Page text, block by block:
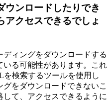
ウンロードしたりでき
アクセスできるでしょ
ィングをダウンロードする
る可能性があります。これ
検索するツールを使用し
をダウンロードできないこ
て、アクセスできるように